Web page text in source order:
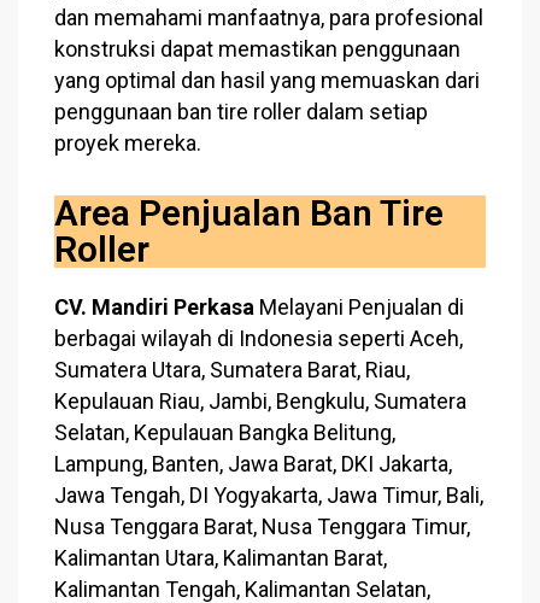
dan memahami manfaatnya, para profesional
konstruksi dapat memastikan penggunaan
yang optimal dan hasil yang memuaskan dari
penggunaan ban tire roller dalam setiap
proyek mereka.
Area Penjualan Ban Tire
Roller
CV. Mandiri Perkasa Melayani Penjualan di
berbagai wilayah di Indonesia seperti Aceh,
Sumatera Utara, Sumatera Barat, Riau,
Kepulauan Riau, Jambi, Bengkulu, Sumatera
Selatan, Kepulauan Bangka Belitung,
Lampung, Banten, Jawa Barat, DKI Jakarta,
Jawa Tengah, DI Yogyakarta, Jawa Timur, Bali,
Nusa Tenggara Barat, Nusa Tenggara Timur,
Kalimantan Utara, Kalimantan Barat,
Kalimantan Tengah, Kalimantan Selatan,